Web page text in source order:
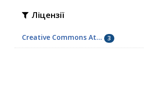
Ліцензії
Creative Commons At... 3